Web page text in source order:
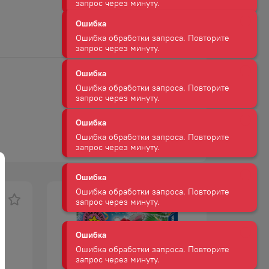
Ошибка обработки запроса. Повторите
запрос через минуту.
Ошибка
запрос через минуту.
Ошибка
Ошибка обработки запроса. Повторите
запрос через минуту.
Ошибка
Ошибка обработки запроса. Повторите
запрос через минуту.
Ошибка
Ошибка обработки запроса. Повторите
запрос через минуту.
Ошибка